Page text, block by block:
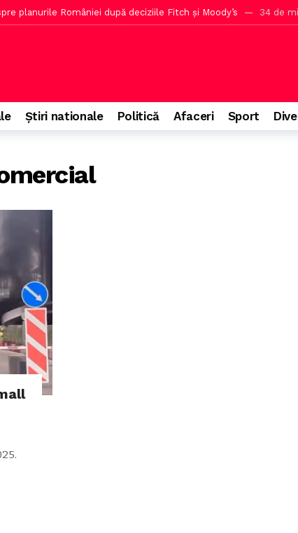
planurile României după deciziile Fitch și Moody’s 34 de
val de migranți, avertizează analiza din Spania 3 ore în
după verdictul Moodys și anunță fum alb la Cotroceni 4
sfaturi pentru călătorii cu animale în UE
general al SUA, fost avocat al lui Donald Trump
pentru împăcarea PSD cu coaliția
Știri nationale Politică Afaceri Sport